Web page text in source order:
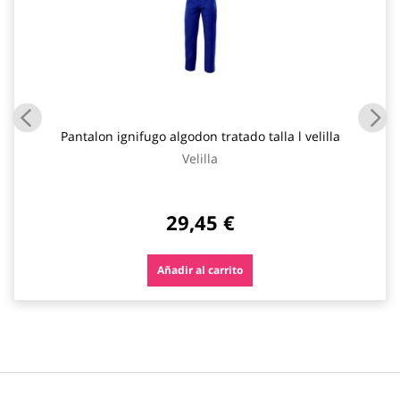
Pantalon ignifugo algodon tratado talla l velilla
Velilla
29,45 €
Añadir al carrito